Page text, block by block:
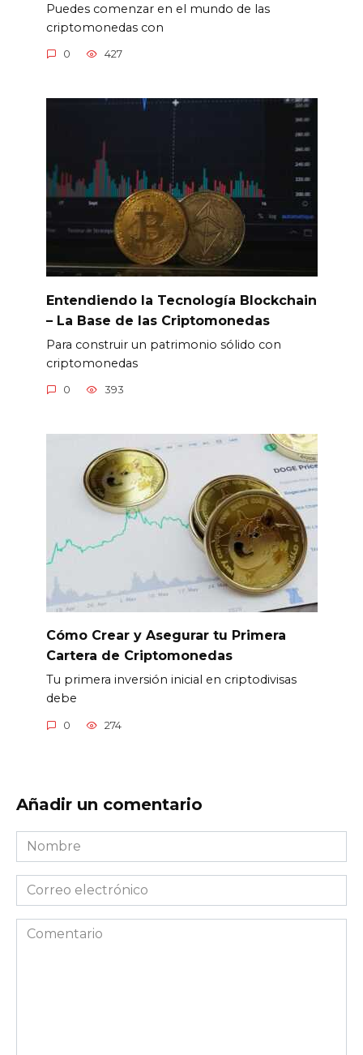
Puedes comenzar en el mundo de las
criptomonedas con
0 427
Entendiendo la Tecnología Blockchain
– La Base de las Criptomonedas
Para construir un patrimonio sólido con
criptomonedas
0 393
Cómo Crear y Asegurar tu Primera
Cartera de Criptomonedas
Tu primera inversión inicial en criptodivisas
debe
0 274
Añadir un comentario
Nombre
*
Correo
electrónico
*Comentario